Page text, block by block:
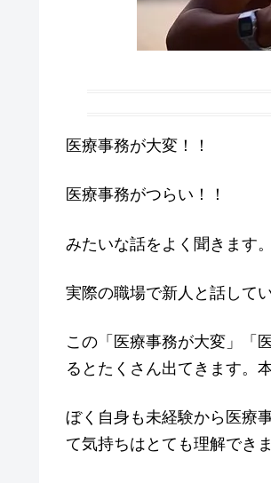
医療事務が大変！！
医療事務がつらい！！
みたいな話をよく聞きます。
実際の職場で新人と話して
この「医療事務が大変」「
るとたくさん出てきます。
ぼく自身も未経験から医療
て気持ちはとても理解できま